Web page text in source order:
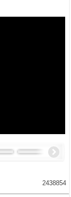
2438854